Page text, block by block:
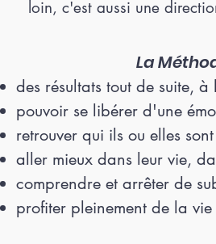
loin, c'est aussi une
La
des résultats tout de suite,
pouvoir se libérer d'une
retrouver qui ils ou elles
aller mieux dans leur vie,
comprendre et arrêter de
profiter pleinement de la